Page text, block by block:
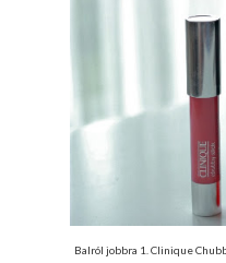
Balról jobbra 1. Clinique